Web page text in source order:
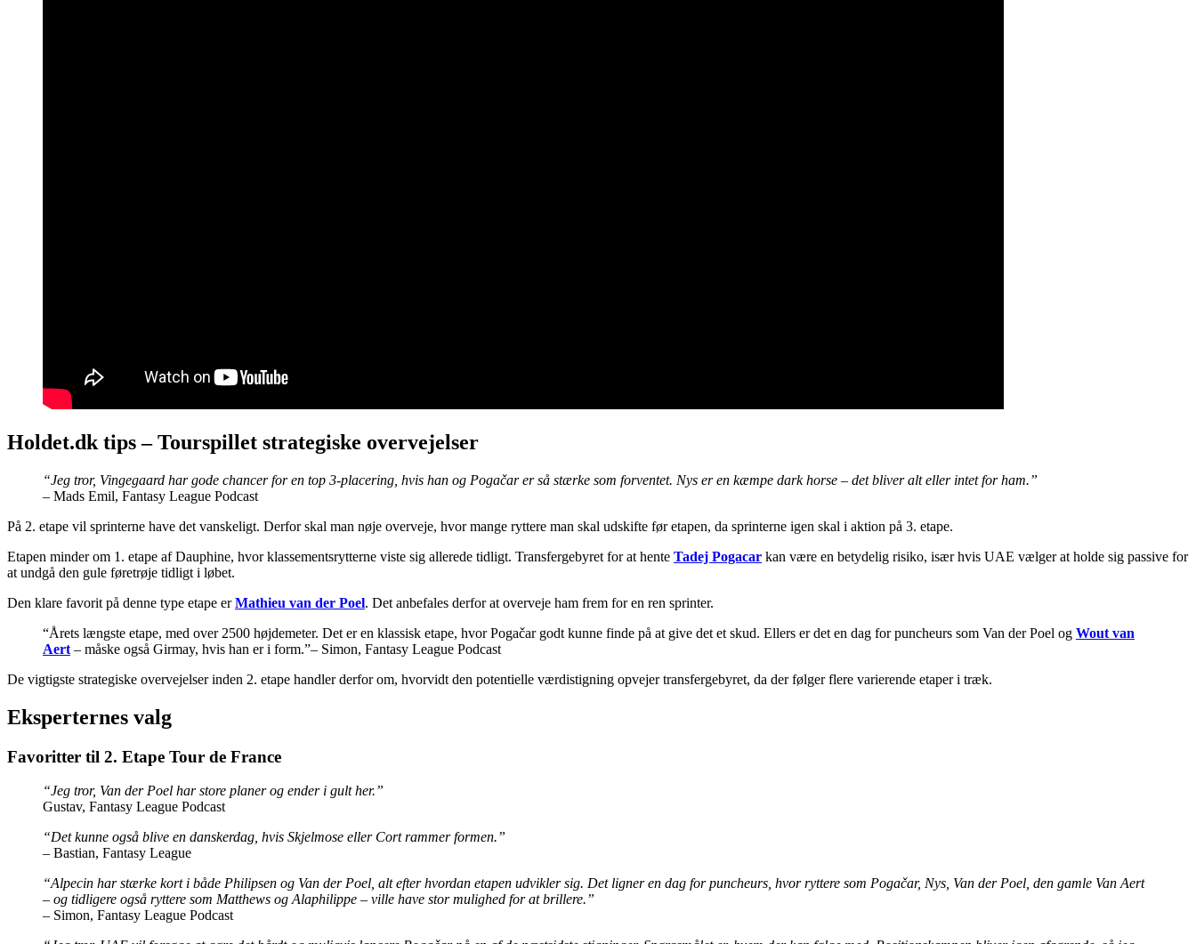
Holdet.dk tips – Tourspillet strategiske overvejelser
“Jeg tror, Vingegaard har gode chancer for en top 3-placering, hvis han og Pogačar er så stærke som forventet. Nys er en kæmpe dark horse – det bliver alt eller intet for ham.”
– Mads Emil, Fantasy League Podcast
På 2. etape vil sprinterne have det vanskeligt. Derfor skal man nøje overveje, hvor mange ryttere man skal udskifte før etapen, da sprinterne igen skal i aktion på 3. etape.
Etapen minder om 1. etape af Dauphine, hvor klassementsrytterne viste sig allerede tidligt. Transfergebyret for at hente Tadej Pogacar kan være en betydelig risiko, især hvis UAE vælger at holde sig passive for
at undgå den gule føretrøje tidligt i løbet.
Den klare favorit på denne type etape erMathieu van der Poel. Det anbefales derfor at overveje ham frem for en ren sprinter.
“Årets længste etape, med over 2500 højdemeter. Det er en klassisk etape, hvor Pogačar godt kunne finde på at give det et skud. Ellers er det en dag for puncheurs som Van der Poel og Wout van
Aert – måske også Girmay, hvis han er i form.”– Simon, Fantasy League Podcast
De vigtigste strategiske overvejelser inden 2. etape handler derfor om, hvorvidt den potentielle værdistigning opvejer transfergebyret, da der følger flere varierende etaper i træk.
Eksperternes valg
Favoritter til 2. Etape Tour de France
“Jeg tror, Van der Poel har store planer og ender i gult her.”
Gustav, Fantasy League Podcast
“Det kunne også blive en danskerdag, hvis Skjelmose eller Cort rammer formen.”
– Bastian, Fantasy League
“Alpecin har stærke kort i både Philipsen og Van der Poel, alt efter hvordan etapen udvikler sig. Det ligner en dag for puncheurs, hvor ryttere som Pogačar, Nys, Van der Poel, den gamle Van Aert
– og tidligere også ryttere som Matthews og Alaphilippe – ville have stor mulighed for at brillere.”
– Simon, Fantasy League Podcast